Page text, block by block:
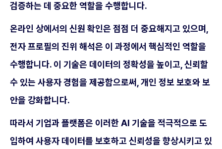
검증하는 데 중요한 역할을 수행합니다.
온라인 상에서의 신원 확인은 점점 더 중요해지고 있으며,
전자 프로필의 진위 해석은 이 과정에서 핵심적인 역할을
수행합니다. 이 기술은 데이터의 정확성을 높이고, 신뢰할
수 있는 사용자 경험을 제공함으로써, 개인 정보 보호와 보
안을 강화합니다.
따라서 기업과 플랫폼은 이러한 AI 기술을 적극적으로 도
입하여 사용자 데이터를 보호하고 신뢰성을 향상시키고 있